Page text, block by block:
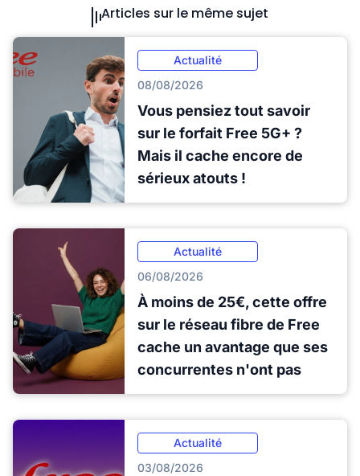
Articles sur le même sujet
Actualité
08/08/2026
Vous pensiez tout savoir
sur le forfait Free 5G+ ?
Mais il cache encore de
sérieux atouts !
Actualité
06/08/2026
À moins de 25€, cette offre
sur le réseau fibre de Free
cache un avantage que ses
concurrentes n'ont pas
Actualité
03/08/2026